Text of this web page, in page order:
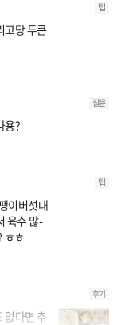
팁
고당 두큰
질문
용?
팁
이버섯대
육수 많-
ㅎㅎ
후기
없다면 추